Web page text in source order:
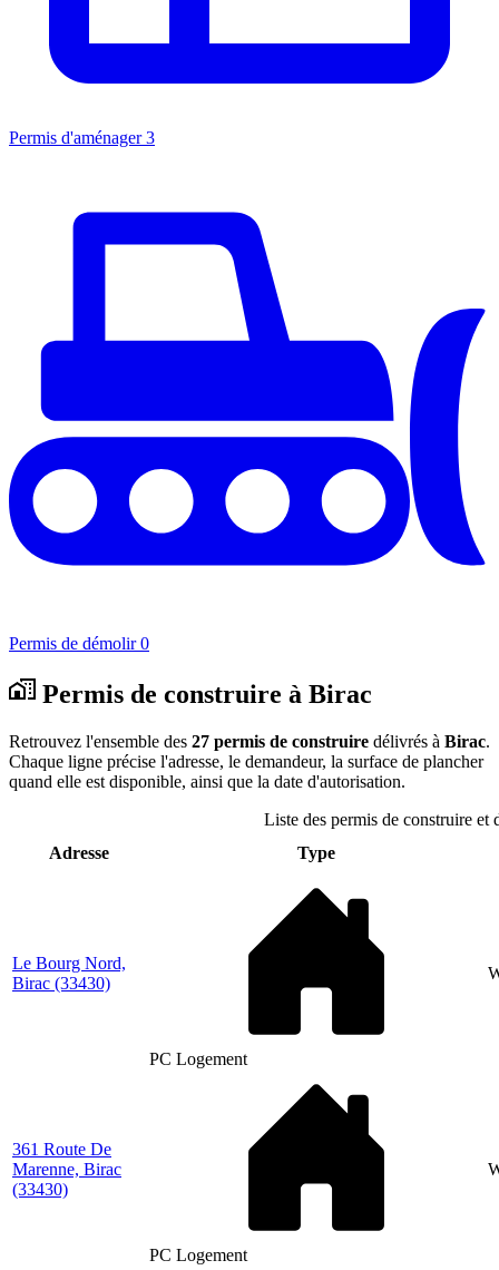
Permis d'aménager 3
Permis de démolir 0
Permis de construire à Birac
Retrouvez l'ensemble des 27 permis de construire délivrés à Birac.
Chaque ligne précise l'adresse, le demandeur, la surface de plancher
quand elle est disponible, ainsi que la date d'autorisation.
Liste des permis de construire et
Adresse
Type
Le Bourg Nord,
Birac (33430)
PC Logement
361 Route De
Marenne, Birac
(33430)
PC Logement